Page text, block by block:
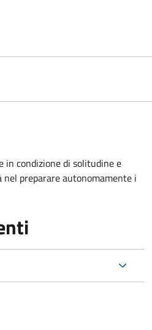
in condizione di solitudine e
preparare autonomamente i